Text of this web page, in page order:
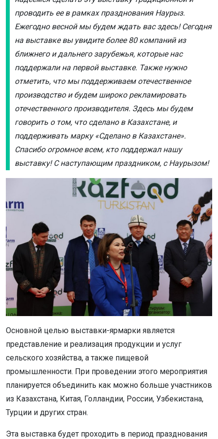
проводить ее в рамках празднования Наурыз.
Ежегодно весной мы будем ждать вас здесь! Сегодня
на выставке вы увидите более 80 компаний из
ближнего и дальнего зарубежья, которые нас
поддержали на первой выставке. Также нужно
отметить, что мы поддерживаем отечественное
производство и будем широко рекламировать
отечественного производителя. Здесь мы будем
говорить о том, что сделано в Казахстане, и
поддерживать марку «Сделано в Казахстане».
Спасибо огромное всем, кто поддержал нашу
выставку! С наступающим праздником, с Наурызом!
Основной целью выставки-ярмарки является
представление и реализация продукции и услуг
сельского хозяйства, а также пищевой
промышленности. При проведении этого мероприятия
планируется объединить как можно больше участников
из Казахстана, Китая, Голландии, России, Узбекистана,
Турции и других стран.
Эта выставка будет проходить в период празднования